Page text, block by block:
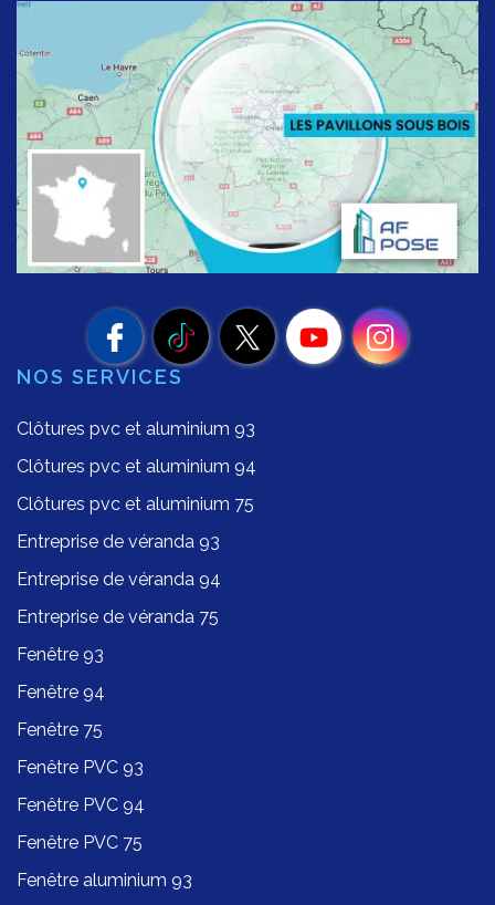
NOS SERVICES
Clôtures pvc et aluminium 93
Clôtures pvc et aluminium 94
Clôtures pvc et aluminium 75
Entreprise de véranda 93
Entreprise de véranda 94
Entreprise de véranda 75
Fenêtre 93
Fenêtre 94
Fenêtre 75
Fenêtre PVC 93
Fenêtre PVC 94
Fenêtre PVC 75
Fenêtre aluminium 93